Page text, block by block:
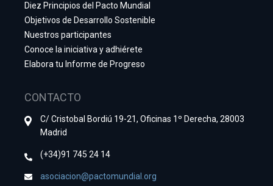
Diez Principios del Pacto Mundial
Objetivos de Desarrollo Sostenible
Nuestros participantes
Conoce la iniciativa y adhiérete
Elabora tu Informe de Progreso
CONTACTO
C/ Cristobal Bordiú 19-21, Oficinas 1º Derecha, 28003
Madrid
(+34)91 745 24 14
asociacion@pactomundial.org